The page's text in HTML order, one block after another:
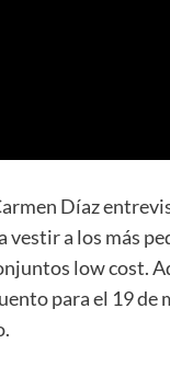
Díaz
a los más
low cost.
para el 19 de